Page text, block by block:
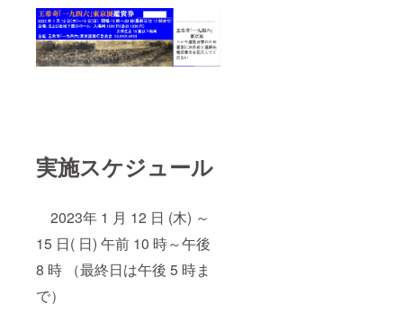
実施スケジュール
2023年 1 月 12 日 (木) ～
15 日( 日) 午前 10 時～午後
8 時 （最終日は午後 5 時ま
で）